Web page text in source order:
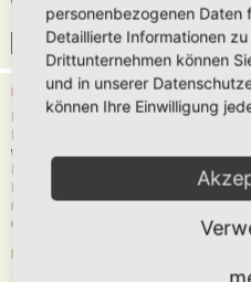
REGISTRIEREN
Du musst in diesem Forum registriert
weitere Funktionen zuzugreifen. Die
Benutzern auch zusätzliche
Nutzungsbedingungen und die
registrierst. Bitte beachte auch die
diesem Board bewegst.
personenbezogenen
Detaillierte Informationen
Drittunternehmen können
und in unserer
können Ihre Einwilligung